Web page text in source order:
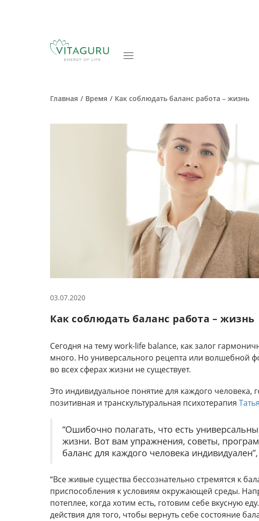
Главная Время Как соблюдать баланс работа – жизнь
03.07.2020
Как соблюдать баланс работа – жизнь
Сегодня на тему work-life balance, как залог
много. Но универсального рецепта или волшебной
во всех сферах жизни не существует.
Это индивидуальное понятие для каждого человека,
позитивная и транскультуральная психотерапия
“Ошибочно полагать, что есть
жизни. Вот вам упражнения, советы,
баланс для каждого человека
“Все живые существа бессознательно стремятся к
приспособления к условиям окружающей среды.
потеплее, когда хотим есть, готовим себе вкусную
действия для того, чтобы вернуть себе состояние